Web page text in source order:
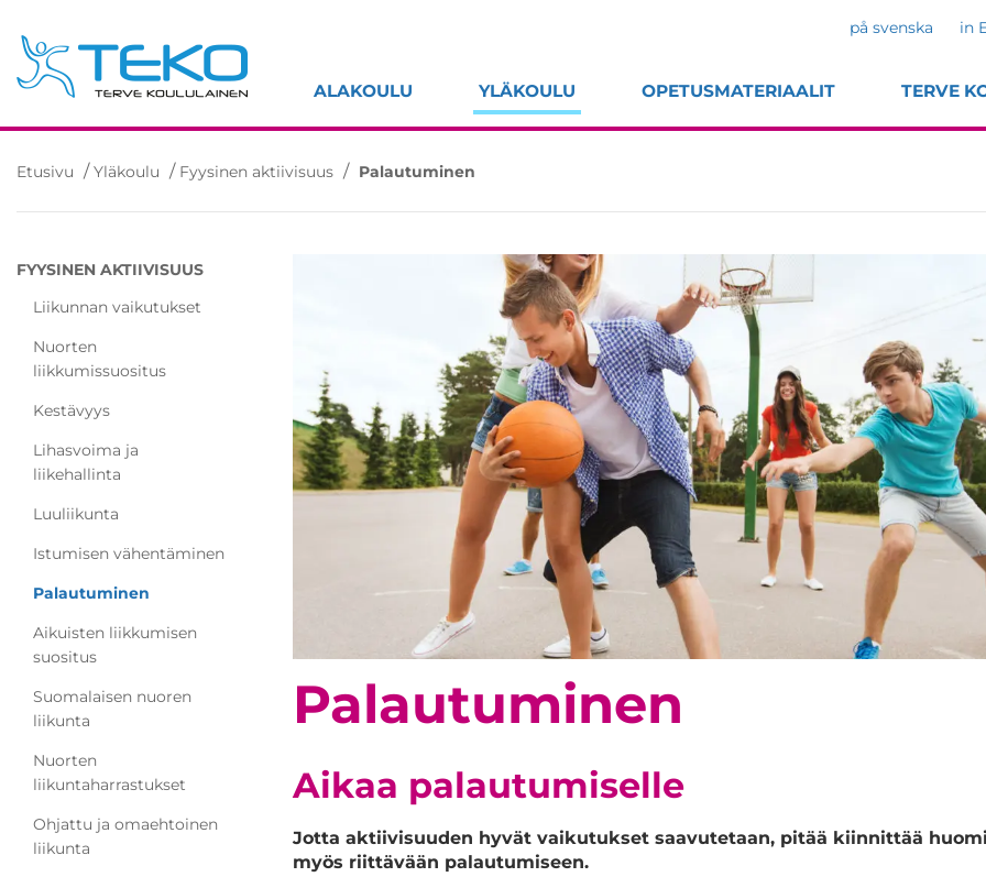
sisältöön
på svenska in
ALAKOULU YLÄKOULU OPETUSMATERIAALIT TERVE
Etusivu /Yläkoulu / Fyysinen aktiivisuus / Palautuminen
Palautuminen
Aikaa palautumiselle
Jotta aktiivisuuden hyvät vaikutukset saavutetaan, pitää kiinnittää
myös riittävään palautumiseen.
FYYSINEN AKTIIVISUUS
Liikunnan vaikutukset
Nuorten
liikkumissuositus
Kestävyys
Lihasvoima ja
liikehallinta
Luuliikunta
Istumisen vähentäminen
Palautuminen
Aikuisten liikkumisen
suositus
Suomalaisen nuoren
liikunta
Nuorten
liikuntaharrastukset
Ohjattu ja omaehtoinen
liikunta